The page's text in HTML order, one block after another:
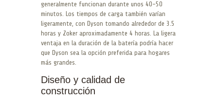
generalmente funcionan durante unos 40-50
minutos. Los tiempos de carga también varían
ligeramente, con Dyson tomando alrededor de 3.5
horas y Zoker aproximadamente 4 horas. La ligera
ventaja en la duración de la batería podría hacer
que Dyson sea la opción preferida para hogares
más grandes.
Diseño y calidad de
construcción